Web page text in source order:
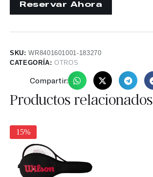
SKU:WR8401601001-183270
CATEGORÍA:OTROS
Compartir:
Productos relacionados
15%